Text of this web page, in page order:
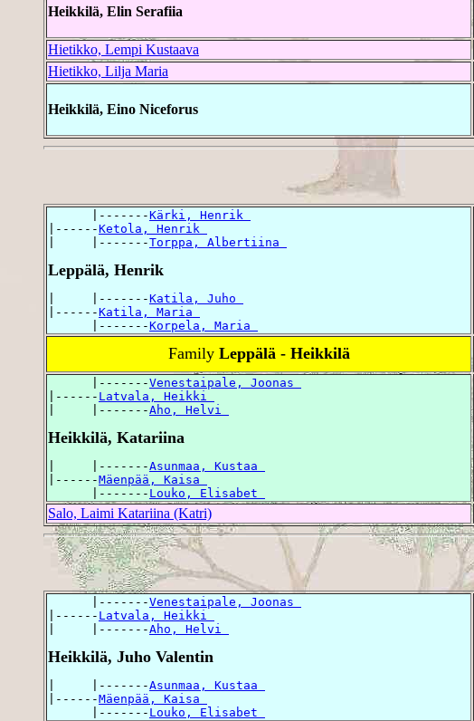
Heikkilä, Elin Serafiia
Hietikko, Lempi Kustaava
Hietikko, Lilja Maria
Heikkilä, Eino Niceforus
      |-------
Kärki, Henrik
|------Ketola, Henrik
|     |-------Torppa, Albertiina
Leppälä, Henrik
|     |-------Katila, Juho
|------Katila, Maria
      |-------
Korpela, Maria
Family Leppälä - Heikkilä
      |-------
Venestaipale, Joonas
|------ Latvala, Heikki
|     |-------Aho, Helvi
Heikkilä, Katariina
|     |-------Asunmaa, Kustaa
|------Mäenpää, Kaisa
      |-------
Louko, Elisabet
Salo, Laimi Katariina (Katri)
      |-------
Venestaipale, Joonas
|------ Latvala, Heikki
|     |-------Aho, Helvi
Heikkilä, Juho Valentin
|     |-------Asunmaa, Kustaa
|------Mäenpää, Kaisa
      |-------
Louko, Elisabet